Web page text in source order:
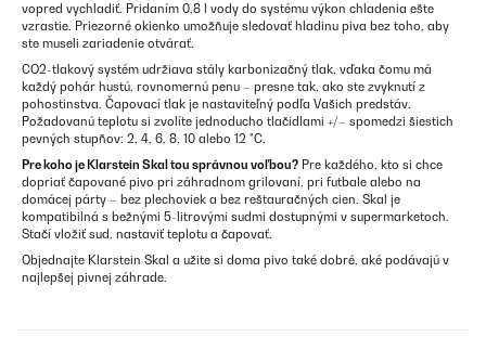
vopred vychladiť. Pridaním 0,8 l vody do systému výkon chladenia ešte
vzrastie. Priezorné okienko umožňuje sledovať hladinu piva bez toho, aby
ste museli zariadenie otvárať.
CO2-tlakový systém udržiava stály karbonizačný tlak, vďaka čomu má
každý pohár hustú, rovnomernú penu – presne tak, ako ste zvyknutí z
pohostinstva. Čapovací tlak je nastaviteľný podľa Vašich predstáv.
Požadovanú teplotu si zvolíte jednoducho tlačidlami +/– spomedzi šiestich
pevných stupňov: 2, 4, 6, 8, 10 alebo 12 °C.
Pre koho je Klarstein Skal tou správnou voľbou? Pre každého, kto si chce
dopriať čapované pivo pri záhradnom grilovaní, pri futbale alebo na
domácej párty – bez plechoviek a bez reštauračných cien. Skal je
kompatibilná s bežnými 5-litrovými sudmi dostupnými v supermarketoch.
Stačí vložiť sud, nastaviť teplotu a čapovať.
Objednajte Klarstein Skal a užite si doma pivo také dobré, aké podávajú v
najlepšej pivnej záhrade.